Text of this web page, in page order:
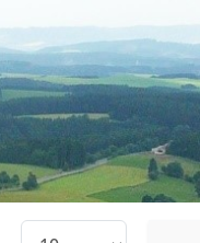
Anzeige #